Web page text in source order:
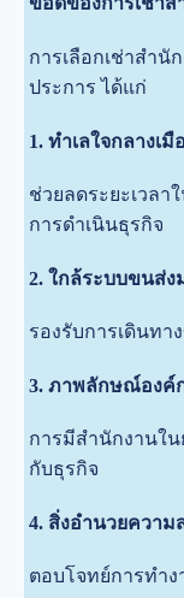
การเลือกเช่าสำนั
ประการ ได้แก่
1. ทำเลใจกลางเมื
ช่วยลดระยะเวลา
การดำเนินธุรกิจ
2. ใกล้ระบบขนส่
รองรับการเดินทา
3. ภาพลักษณ์องค์
การมีสำนักงานใ
กับธุรกิจ
4. สิ่งอำนวยควา
ตอบโจทย์การทำ